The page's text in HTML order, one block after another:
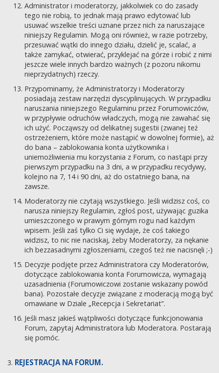
Administrator i moderatorzy, jakkolwiek co do zasady
tego nie robią, to jednak mają prawo edytować lub
usuwać wszelkie treści uznane przez nich za naruszające
niniejszy Regulamin. Mogą oni również, w razie potrzeby,
przesuwać wątki do innego działu, dzielić je, scalać, a
także zamykać, otwierać, przyklejać na górze i robić z nimi
jeszcze wiele innych bardzo ważnych (z pozoru nikomu
nieprzydatnych) rzeczy.
Przypominamy, że Administratorzy i Moderatorzy
posiadają zestaw narzędzi dyscyplinujących. W przypadku
naruszania niniejszego Regulaminu przez Forumowiczów,
w przypływie odruchów władczych, mogą nie zawahać się
ich użyć. Począwszy od delikatnej sugestii (zwanej też
ostrzeżeniem, które może nastąpić w dowolnej formie), aż
do bana – zablokowania konta użytkownika i
uniemożliwienia mu korzystania z Forum, co nastąpi przy
pierwszym przypadku na 3 dni, a w przypadku recydywy,
kolejno na 7, 14 i 90 dni, aż do ostatniego bana, na
zawsze.
Moderatorzy nie czytają wszystkiego. Jeśli widzisz coś, co
narusza niniejszy Regulamin, zgłoś post, używając guzika
umieszczonego w prawym górnym rogu nad każdym
wpisem. Jeśli zaś tylko Ci się wydaje, że coś takiego
widzisz, to nic nie naciskaj, żeby Moderatorzy, za nękanie
ich bezzasadnymi zgłoszeniami, czegoś też nie nacisnęli ;-)
Decyzje podjęte przez Administratora czy Moderatorów,
dotyczące zablokowania konta Forumowicza, wymagają
uzasadnienia (Forumowiczowi zostanie wskazany powód
bana). Pozostałe decyzje związane z moderacją mogą być
omawiane w Dziale „Recepcja i Sekretariat”.
Jeśli masz jakieś wątpliwości dotyczące funkcjonowania
Forum, zapytaj Administratora lub Moderatora. Postarają
się pomóc.
REJESTRACJA NA FORUM.